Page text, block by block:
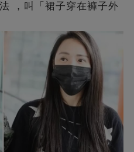
，叫「裙子穿在褲子外